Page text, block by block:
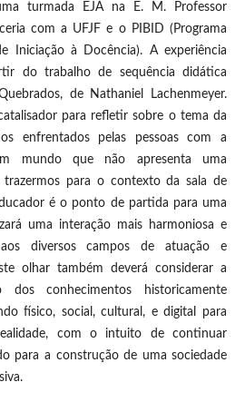
turmada EJA na E. M. Professor
com a UFJF e o PIBID (Programa
Iniciação à Docência). A experiência
do trabalho de sequência didática
de Nathaniel Lachenmeyer.
para refletir sobre o tema da
enfrentados pelas pessoas com a
mundo que não apresenta uma
trazermos para o contexto da sala de
é o ponto de partida para uma
uma interação mais harmoniosa e
diversos campos de atuação e
olhar também deverá considerar a
dos conhecimentos historicamente
físico, social, cultural, e digital para
com o intuito de continuar
para a construção de uma sociedade